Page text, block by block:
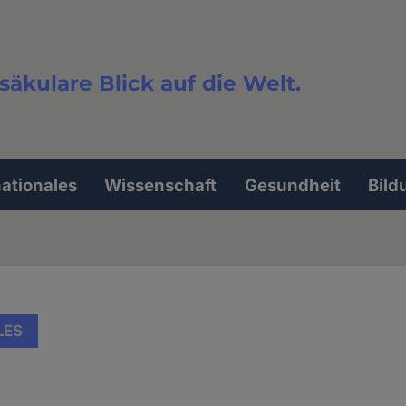
Blick auf die Welt.
Wissenschaft Gesundheit